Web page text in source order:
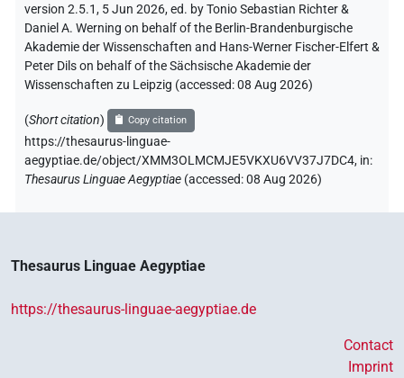
version 2.5.1, 5 Jun 2026, ed. by Tonio Sebastian Richter &
Daniel A. Werning on behalf of the Berlin-Brandenburgische
Akademie der Wissenschaften and Hans-Werner Fischer-Elfert &
Peter Dils on behalf of the Sächsische Akademie der
Wissenschaften zu Leipzig (accessed:08 Aug 2026)
(Short citation) Copy citation
https://thesaurus-linguae-
aegyptiae.de/object/XMM3OLMCMJE5VKXU6VV37J7DC4, in:
Thesaurus Linguae Aegyptiae (accessed:08 Aug 2026)
Thesaurus Linguae Aegyptiae
https://thesaurus-linguae-aegyptiae.de
Contact
Imprint